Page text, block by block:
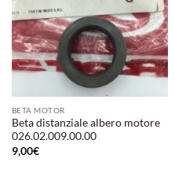
BETA MOTOR
Beta distanziale albero motore
026.02.009.00.00
9,00€